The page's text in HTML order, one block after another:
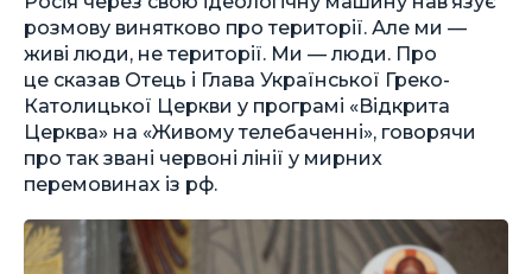
розмову винятково про території. Але ми —
живі люди, не території. Ми — люди. Про
це сказав Отець і Глава Української Греко-
Католицької Церкви у програмі «Відкрита
Церква» на «Живому телебаченні», говорячи
про так звані червоні лінії у мирних
перемовинах із рф.